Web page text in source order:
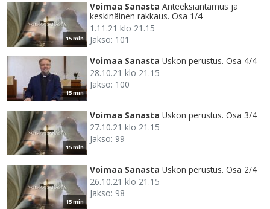
15 min
Voimaa Sanasta Anteeksiantamus ja
keskinäinen rakkaus. Osa 1/4
1.11.21 klo 21.15
Jakso: 101
15 min
Voimaa Sanasta Uskon perustus. Osa 4/4
28.10.21 klo 21.15
Jakso: 100
15 min
Voimaa Sanasta Uskon perustus. Osa 3/4
27.10.21 klo 21.15
Jakso: 99
15 min
Voimaa Sanasta Uskon perustus. Osa 2/4
26.10.21 klo 21.15
Jakso: 98